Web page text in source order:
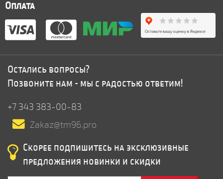
Оплата
Остались вопросы?
Позвоните нам - мы с радостью ответим!
+7 343 383-00-83
Zakaz@tm96.pro
Скорее подпишитесь на эксклюзивные
предложения новинки и скидки